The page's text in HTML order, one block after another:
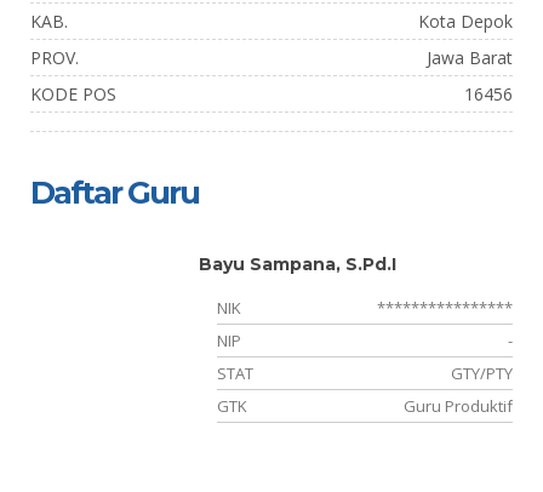
KAB.
Kota Depok
PROV.
Jawa Barat
KODE POS
16456
Daftar Guru
Bayu Sampana, S.Pd.I
NIK
****************
NIP
-
STAT
GTY/PTY
GTK
Guru Produktif